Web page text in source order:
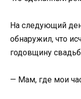
На следующий
обнаружил, что
годовщину
— Мам, где мои